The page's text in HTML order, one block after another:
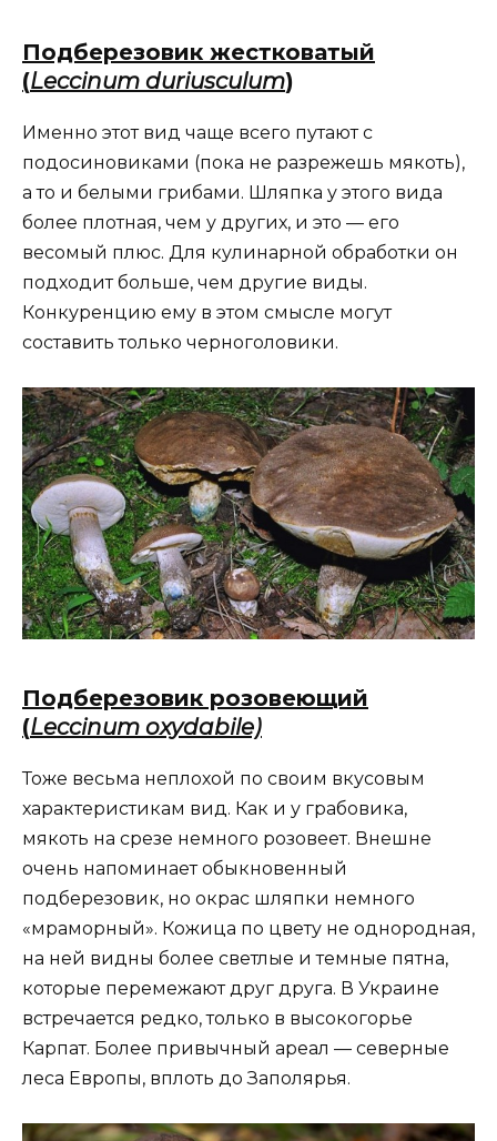
Подберезовик жестковатый
(Leccinum duriusculum)
Именно этот вид чаще всего путают с
подосиновиками (пока не разрежешь мякоть),
а то и белыми грибами. Шляпка у этого вида
более плотная, чем у других, и это — его
весомый плюс. Для кулинарной обработки он
подходит больше, чем другие виды.
Конкуренцию ему в этом смысле могут
составить только черноголовики.
Подберезовик розовеющий
(Leccinum oxydabile)
Тоже весьма неплохой по своим вкусовым
характеристикам вид. Как и у грабовика,
мякоть на срезе немного розовеет. Внешне
очень напоминает обыкновенный
подберезовик, но окрас шляпки немного
«мраморный». Кожица по цвету не однородная,
на ней видны более светлые и темные пятна,
которые перемежают друг друга. В Украине
встречается редко, только в высокогорье
Карпат. Более привычный ареал — северные
леса Европы, вплоть до Заполярья.